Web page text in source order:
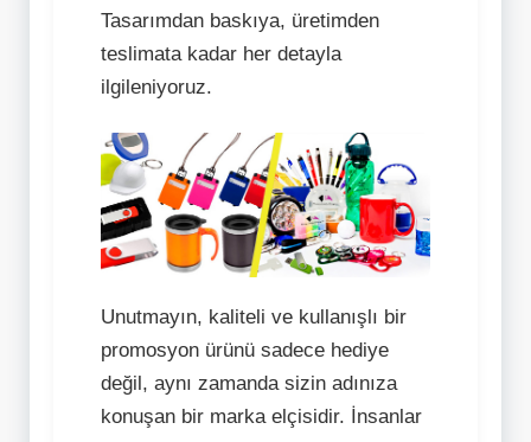
Tasarımdan baskıya, üretimden
teslimata kadar her detayla
ilgileniyoruz.
Unutmayın, kaliteli ve kullanışlı bir
promosyon ürünü sadece hediye
değil, aynı zamanda sizin adınıza
konuşan bir marka elçisidir. İnsanlar